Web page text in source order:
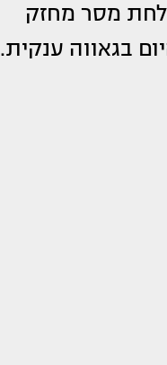
מסר מחזק
בגאווה ענקית.